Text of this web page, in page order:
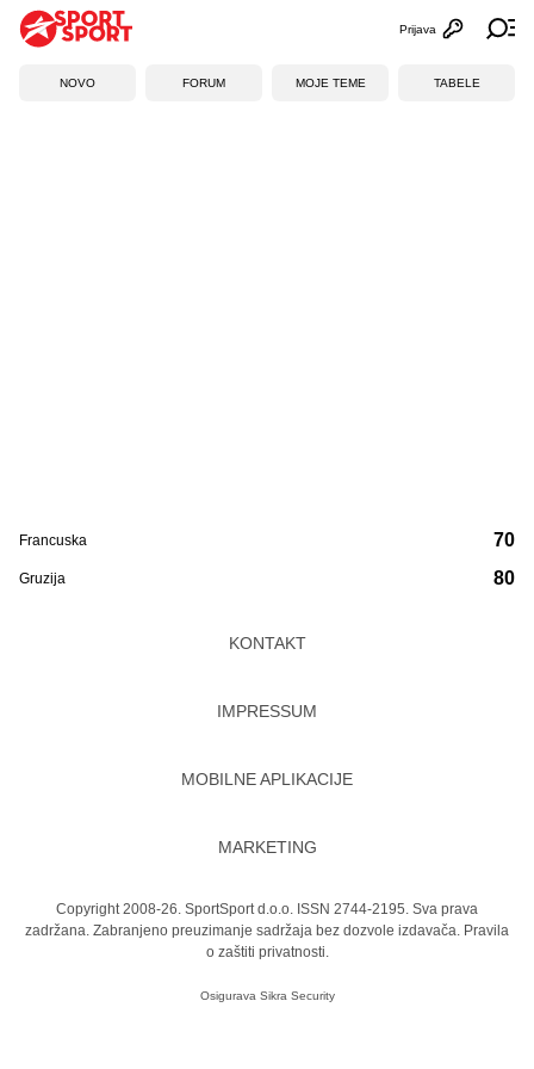
Otvori
Prijava
NOVO FORUM MOJE TEME TABELE
Francuska
Gruzija
70
80
KONTAKT
IMPRESSUM
MOBILNE APLIKACIJE
MARKETING
Copyright 2008-26. SportSport d.o.o. ISSN 2744-2195. Sva prava
zadržana. Zabranjeno preuzimanje sadržaja bez dozvole izdavača. Pravila
o zaštiti privatnosti.
Osigurava Sikra Security